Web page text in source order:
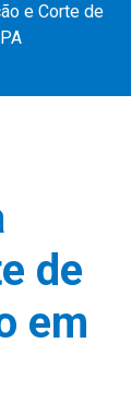
e Corte de
de
em